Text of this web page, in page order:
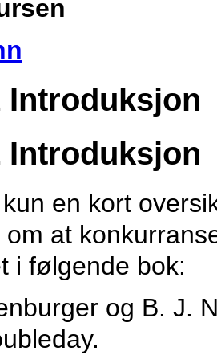
Introduksjon
Introduksjon
en kort
om at
i følgende bok:
og B. J.